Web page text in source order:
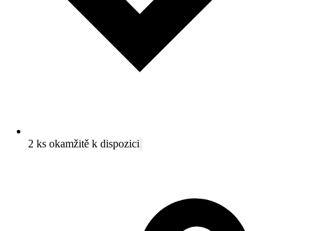
2 ks okamžitě k dispozici